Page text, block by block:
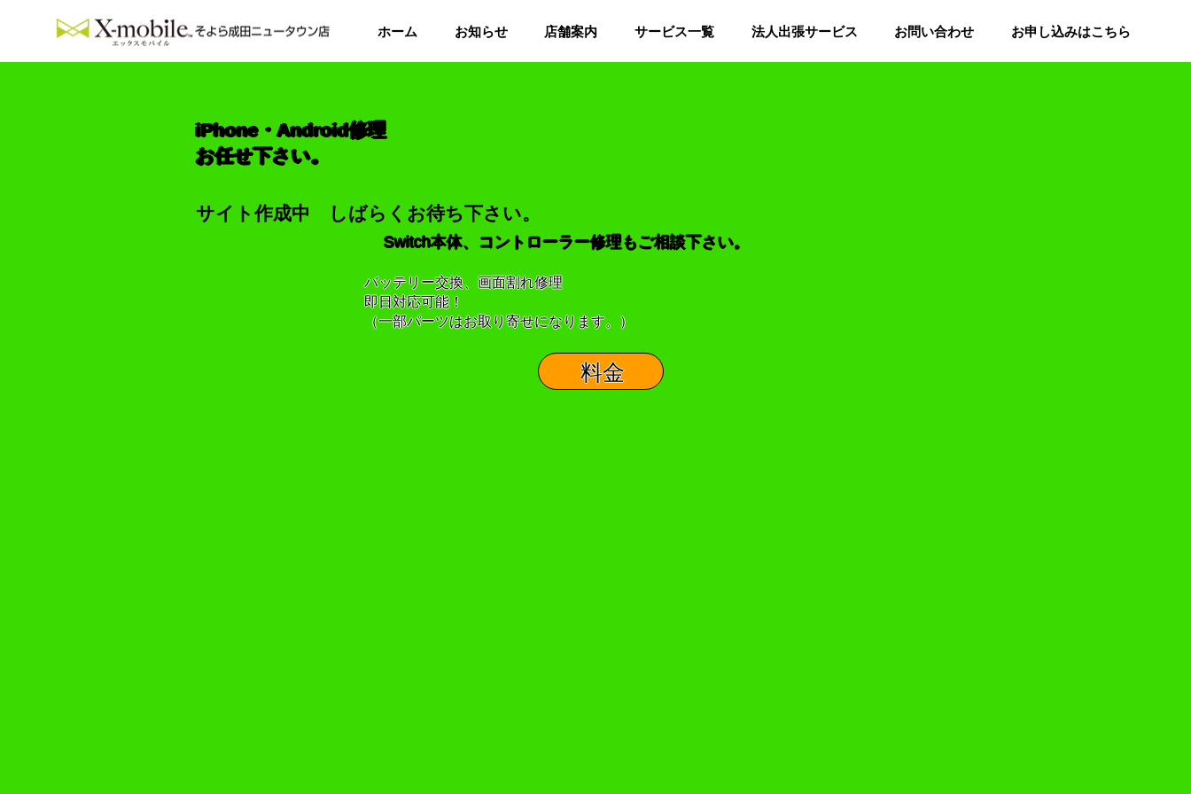
ホーム お知らせ 店舗案内 サービス一覧 法人出張サービス お問い合わせ お申し込みはこちら
iPhone・Android修理
お任せ下さい。
サイト作成中 しばらくお待ち下さい。
​Switch本体、コントローラー修理もご相談下さい。
バッテリー交換、画面割れ修理
即日対応可能！
​（一部パーツはお取り寄せになります。）
料金